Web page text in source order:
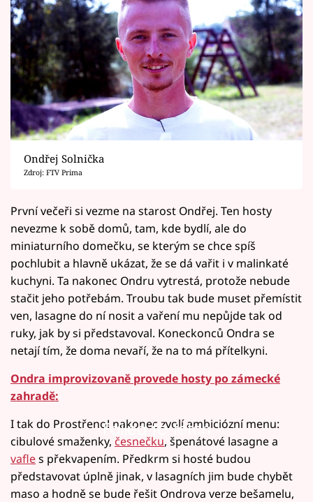
Ondřej Solnička
Zdroj: FTV Prima
První večeři si vezme na starost Ondřej. Ten hosty
nevezme k sobě domů, tam, kde bydlí, ale do
miniaturního domečku, se kterým se chce spíš
pochlubit a hlavně ukázat, že se dá vařit i v malinkaté
kuchyni. Ta nakonec Ondru vytrestá, protože nebude
stačit jeho potřebám. Troubu tak bude muset přemístit
ven, lasagne do ní nosit a vaření mu nepůjde tak od
ruky, jak by si představoval. Koneckonců Ondra se
netají tím, že doma nevaří, že na to má přítelkyni.
Ondra improvizovaně provede hosty po zámecké
zahradě:
Failed to fetch
I tak do Prostřeno! nakonec zvolí ambiciózní menu:
cibulové smaženky, česnečku, špenátové lasagne a
vafles překvapením. Předkrm si hosté budou
představovat úplně jinak, v lasagních jim bude chybět
maso a hodně se bude řešit Ondrova verze bešamelu,